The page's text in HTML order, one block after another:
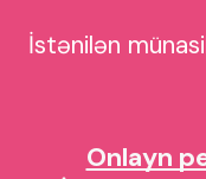
İstənilən
Onlayn